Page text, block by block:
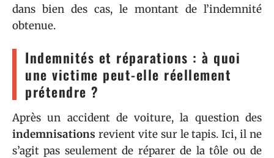
dans bien des cas, le montant de l’indemnité
obtenue.
Indemnités et réparations : à quoi
une victime peut-elle réellement
prétendre ?
Après un accident de voiture, la question des
indemnisations revient vite sur le tapis. Ici, il ne
s’agit pas seulement de réparer de la tôle ou de